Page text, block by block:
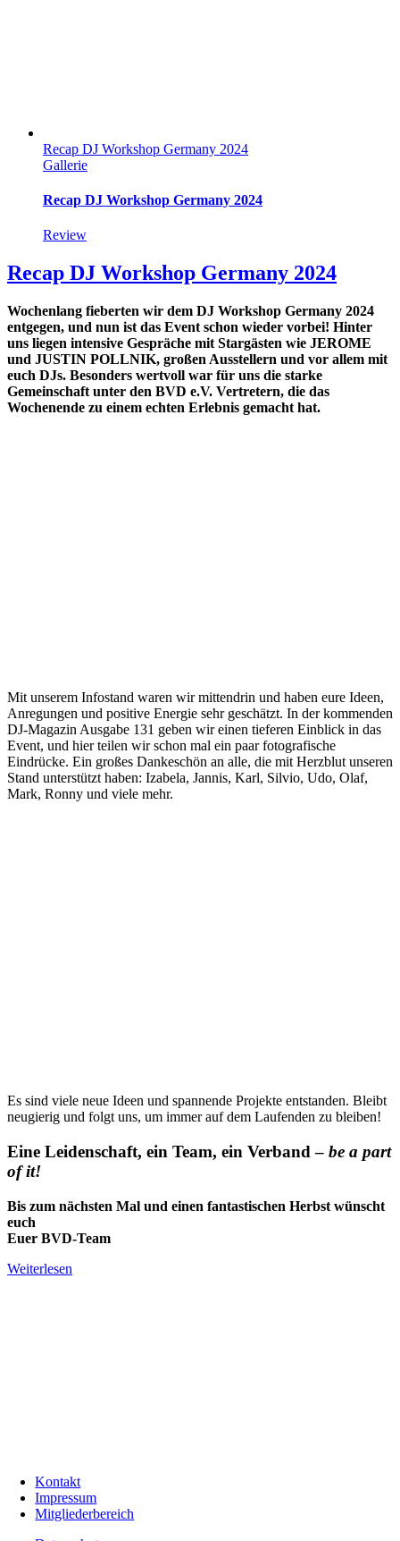
Recap DJ Workshop Germany 2024
Gallerie
Recap DJ Workshop Germany 2024
Review
Recap DJ Workshop Germany 2024
Wochenlang fieberten wir dem DJ Workshop Germany 2024
entgegen, und nun ist das Event schon wieder vorbei! Hinter
uns liegen intensive Gespräche mit Stargästen wie JEROME
und JUSTIN POLLNIK, großen Ausstellern und vor allem mit
euch DJs. Besonders wertvoll war für uns die starke
Gemeinschaft unter den BVD e.V. Vertretern, die das
Wochenende zu einem echten Erlebnis gemacht hat.
Mit unserem Infostand waren wir mittendrin und haben eure Ideen,
Anregungen und positive Energie sehr geschätzt. In der kommenden
DJ-Magazin Ausgabe 131 geben wir einen tieferen Einblick in das
Event, und hier teilen wir schon mal ein paar fotografische
Eindrücke. Ein großes Dankeschön an alle, die mit Herzblut unseren
Stand unterstützt haben: Izabela, Jannis, Karl, Silvio, Udo, Olaf,
Mark, Ronny und viele mehr.
Es sind viele neue Ideen und spannende Projekte entstanden. Bleibt
neugierig und folgt uns, um immer auf dem Laufenden zu bleiben!
Eine Leidenschaft, ein Team, ein Verband – be a part
of it!
Bis zum nächsten Mal und einen fantastischen Herbst wünscht
euch
Euer BVD-Team
Weiterlesen
Kontakt
Impressum
Mitgliederbereich